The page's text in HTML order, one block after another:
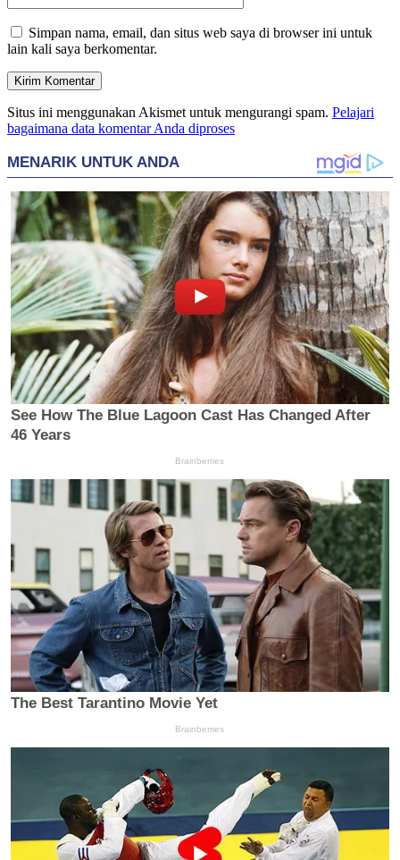
Simpan nama, email, dan situs web saya di browser ini untuk
lain kali saya berkomentar.
Situs ini menggunakan Akismet untuk mengurangi spam. Pelajari
bagaimana data komentar Anda diproses